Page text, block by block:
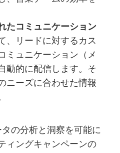
たコミュニケーション
、リードに対するカス
ミュニケーション（メ
動的に配信します。そ
ニーズに合わせた情報
の分析と洞察を可能に
ィングキャンペーンの